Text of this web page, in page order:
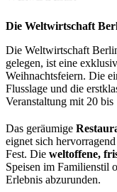
Die Weltwirtschaft
Die Weltwirtschaft
gelegen, ist eine
Weihnachtsfeiern. Die
Flusslage und die
Veranstaltung mit 20
Das geräumige
eignet sich
Fest. Die weltoffene,
Speisen im Familienstil
Erlebnis abzurunden.